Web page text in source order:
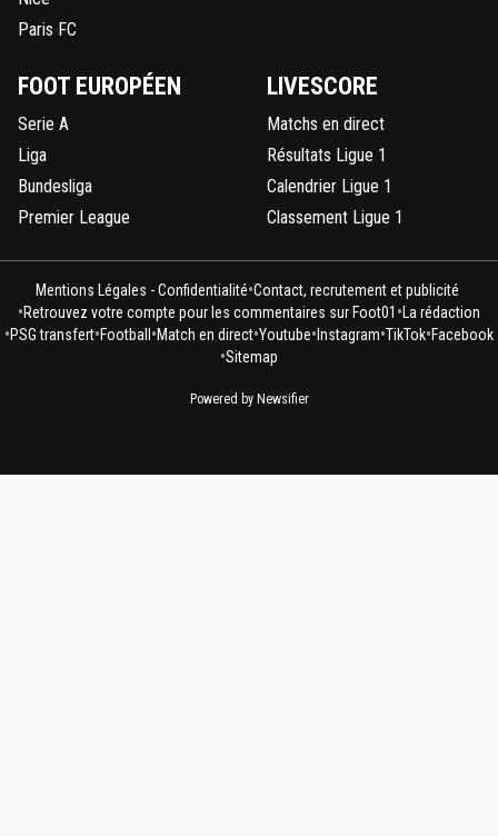
Paris FC
FOOT EUROPÉEN
Serie A
Liga
Bundesliga
Premier League
LIVESCORE
Matchs en direct
Résultats Ligue 1
Calendrier Ligue 1
Classement Ligue 1
Mentions Légales - Confidentialité•Contact, recrutement et publicité
•Retrouvez votre compte pour les commentaires sur Foot01 • La rédaction
•PSG transfert•Football •Match en direct•Youtube• Instagram•TikTok•Facebook
•Sitemap
Powered by Newsifier